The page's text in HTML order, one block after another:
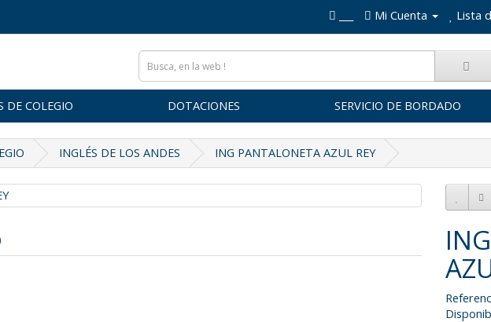
Mi Cuenta Lista
DE COLEGIO DOTACIONES SERVICIO DE BORDADO
INGLÉS DE LOS ANDES ING PANTALONETA AZUL REY